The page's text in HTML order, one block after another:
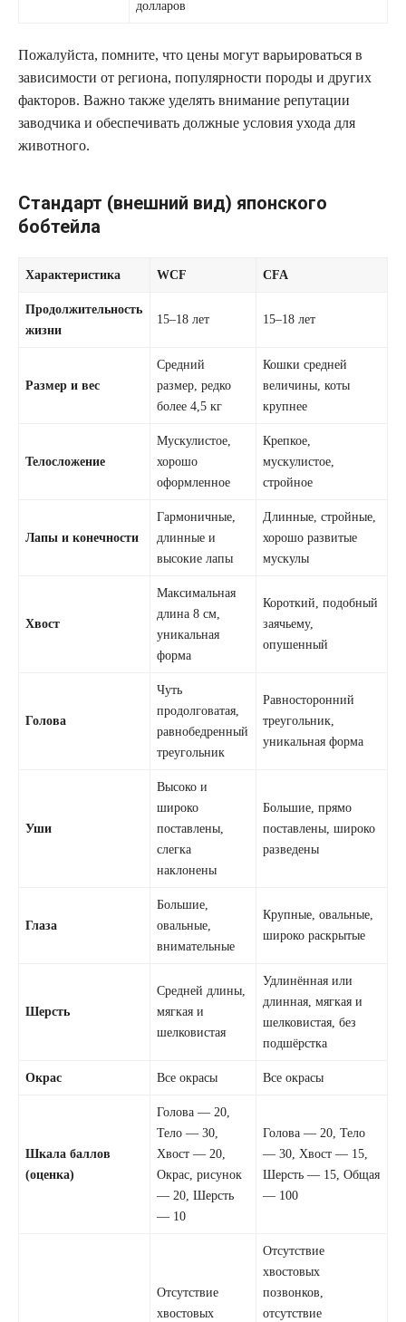
долларов
Пожалуйста, помните, что цены могут варьироваться в
зависимости от региона, популярности породы и других
факторов. Важно также уделять внимание репутации
заводчика и обеспечивать должные условия ухода для
животного.
Стандарт (внешний вид) японского
бобтейла
Характеристика WCF CFA
Продолжительность
жизни
15–18 лет 15–18 лет
Размер и вес
Средний
размер, редко
более 4,5 кг
Кошки средней
величины, коты
крупнее
Телосложение
Мускулистое,
хорошо
оформленное
Крепкое,
мускулистое,
стройное
Лапы и конечности
Гармоничные,
длинные и
высокие лапы
Длинные, стройные,
хорошо развитые
мускулы
Хвост
Максимальная
длина 8 см,
уникальная
форма
Короткий, подобный
заячьему,
опушенный
Голова
Чуть
продолговатая,
равнобедренный
треугольник
Равносторонний
треугольник,
уникальная форма
Уши
Высоко и
широко
поставлены,
слегка
наклонены
Большие, прямо
поставлены, широко
разведены
Глаза
Большие,
овальные,
внимательные
Крупные, овальные,
широко раскрытые
Шерсть
Средней длины,
мягкая и
шелковистая
Удлинённая или
длинная, мягкая и
шелковистая, без
подшёрстка
Окрас Все окрасы Все окрасы
Шкала баллов
(оценка)
Голова — 20,
Тело — 30,
Хвост — 20,
Окрас, рисунок
— 20, Шерсть
— 10
Голова — 20, Тело
— 30, Хвост — 15,
Шерсть — 15, Общая
— 100
Отсутствие
хвостовых
Отсутствие
хвостовых
позвонков,
отсутствие